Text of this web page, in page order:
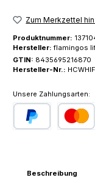
Zum Merkzettel
Produktnummer:
Hersteller:flamingos
GTIN: 8435695216870
Hersteller-Nr.:
Unsere Zahlungsarten:
Beschreibung